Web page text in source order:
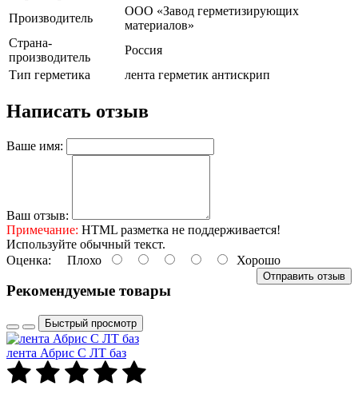
Производитель
ООО «Завод герметизирующих
материалов»
Страна-
производитель
Россия
Тип герметика
лента герметик антискрип
Написать отзыв
Ваше имя:
Ваш отзыв:
Примечание: HTML разметка не поддерживается!
Используйте обычный текст.
Оценка: Плохо Хорошо
Отправить отзыв
Рекомендуемые товары
Быстрый просмотр
лента Абрис С ЛТ баз